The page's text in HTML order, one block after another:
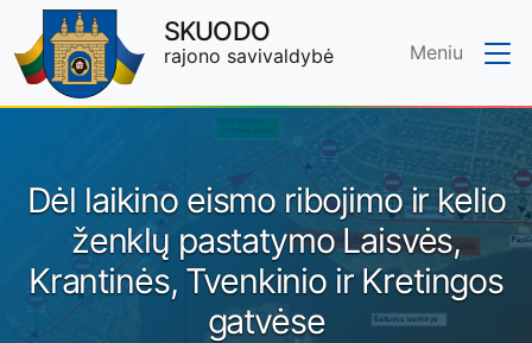
Skip to main content
SKUODO
rajono savivaldybė Meniu
Dėl laikino eismo ribojimo ir kelio
ženklų pastatymo Laisvės,
Krantinės, Tvenkinio ir Kretingos
gatvėse